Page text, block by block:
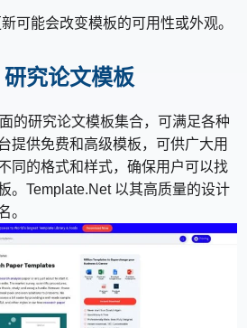
可能会改变模板的可用性或外观。
究论文模板
的研究论文模板集合，可满足各种
提供免费和高级模板，可供广大用
同的格式和样式，确保用户可以找
。Template.Net 以其高质量的设计
。